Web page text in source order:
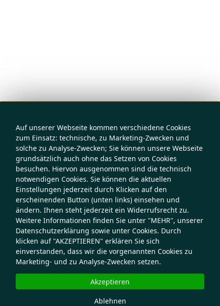
Auf unserer Webseite kommen verschiedene Cookies
zum Einsatz: technische, zu Marketing-Zwecken und
solche zu Analyse-Zwecken; Sie können unsere Webseite
grundsätzlich auch ohne das Setzen von Cookies
besuchen. Hiervon ausgenommen sind die technisch
notwendigen Cookies. Sie können die aktuellen
Einstellungen jederzeit durch Klicken auf den
erscheinenden Button (unten links) einsehen und
ändern. Ihnen steht jederzeit ein Widerrufsrecht zu.
Weitere Informationen finden Sie unter "MEHR", unserer
Datenschutzerklärung sowie unter Cookies. Durch
klicken auf "AKZEPTIEREN" erklären Sie sich
einverstanden, dass wir die vorgenannten Cookies zu
Marketing- und zu Analyse-Zwecken setzen.
Ablehnen
Akzeptieren